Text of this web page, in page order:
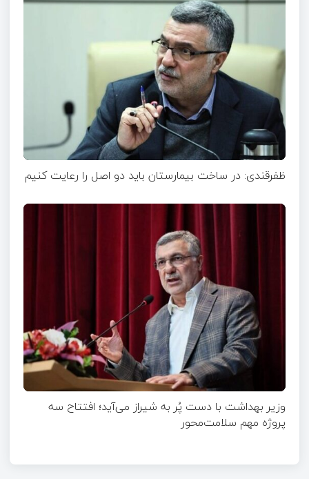
ظفرقندی: در ساخت بیمارستان باید دو اصل را رعایت کنیم
وزیر بهداشت با دست پُر به شیراز می‌آید؛ افتتاح سه
پروژه مهم سلامت‌محور